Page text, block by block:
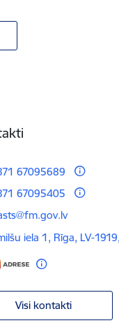
67095689
67095405
iela 1, Rīga, LV-
Visi kontakti